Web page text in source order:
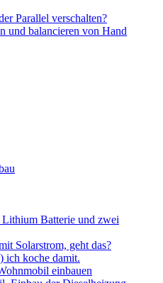
Parallel verschalten?
und balancieren von Hand
Batterie und zwei
Solarstrom, geht das?
ich koche damit.
einbauen